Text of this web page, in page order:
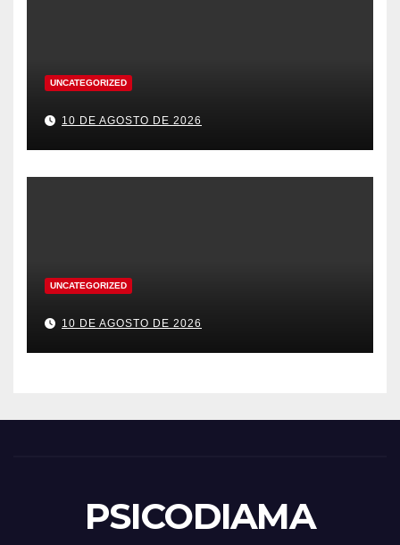
UNCATEGORIZED
10 DE AGOSTO DE 2026
UNCATEGORIZED
10 DE AGOSTO DE 2026
PSICODIAMA